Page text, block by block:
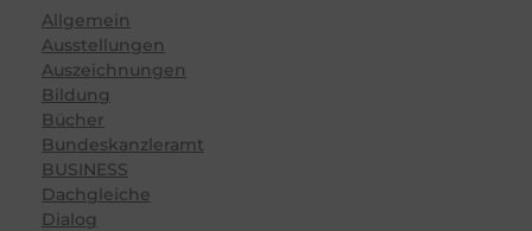
Allgemein
Ausstellungen
Auszeichnungen
Bildung
Bücher
Bundeskanzleramt
BUSINESS
Dachgleiche
Dialog